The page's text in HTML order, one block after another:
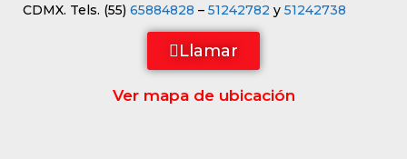
CDMX. Tels. (55) 65884828 – 51242782 y 51242738
Llamar
Ver mapa de ubicación